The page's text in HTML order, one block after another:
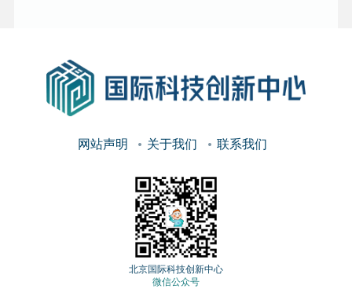
网站声明 关于我们 联系我们
北京国际科技创新中心
微信公众号